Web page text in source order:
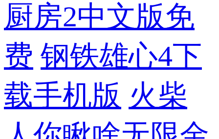
厨房2中文版免
费 钢铁雄心4下
载手机版 火柴